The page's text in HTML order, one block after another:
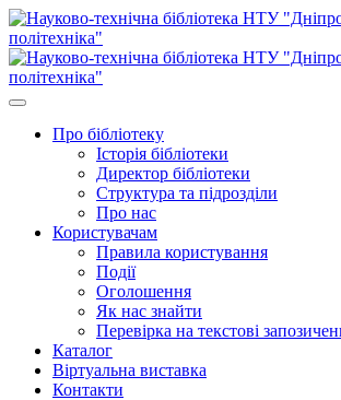
Про бiблiотеку
Історія бібліотеки
Директор бiблiотеки
Структура та підрозділи
Про нас
Користувачам
Правила користування
Події
Оголошення
Як нас знайти
Перевірка на текстові
Каталог
Віртуальна виставка
Контакти